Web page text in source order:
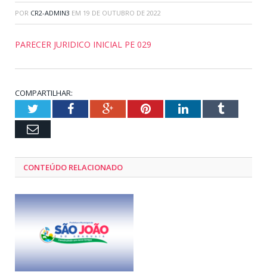
POR CR2-ADMIN3 EM 19 DE OUTUBRO DE 2022
PARECER JURIDICO INICIAL PE 029
COMPARTILHAR:
TwitterFacebookGoogle+PinterestLinkedInTumblr
Email
CONTEÚDO RELACIONADO